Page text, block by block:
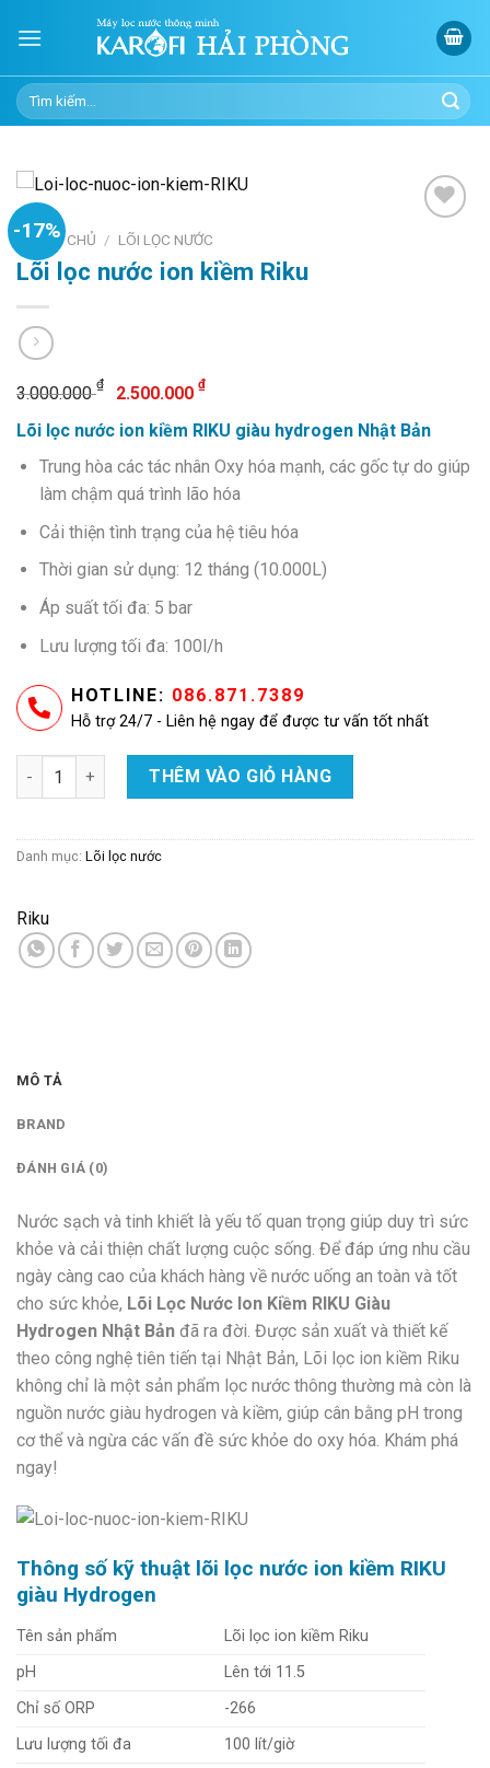
Tìm
kiếm:
-17%
TRANG CHỦ / LÕI LỌC NƯỚC
Lõi lọc nước ion kiềm Riku
3.000.000₫
Giá
gốc
là:
3.000.000 ₫.
2.500.000 ₫Giá
hiện
tại
là:
2.500.000 ₫.
Lõi lọc nước ion kiềm RIKU giàu hydrogen Nhật Bản
Trung hòa các tác nhân Oxy hóa mạnh, các gốc tự do giúp
làm chậm quá trình lão hóa
Cải thiện tình trạng của hệ tiêu hóa
Thời gian sử dụng: 12 tháng (10.000L)
Áp suất tối đa: 5 bar
Lưu lượng tối đa: 100l/h
HOTLINE: 086.871.7389
Hỗ trợ 24/7 - Liên hệ ngay để được tư vấn tốt nhất
Lõi lọc nước ion kiềm Riku số lượng
THÊM VÀO GIỎ HÀNG
Danh mục: Lõi lọc nước
Riku
MÔ TẢ
BRAND
ĐÁNH GIÁ (0)
Nước sạch và tinh khiết là yếu tố quan trọng giúp duy trì sức
khỏe và cải thiện chất lượng cuộc sống. Để đáp ứng nhu cầu
ngày càng cao của khách hàng về nước uống an toàn và tốt
cho sức khỏe, Lõi Lọc Nước Ion Kiềm RIKU Giàu
Hydrogen Nhật Bản đã ra đời. Được sản xuất và thiết kế
theo công nghệ tiên tiến tại Nhật Bản, Lõi lọc ion kiềm Riku
không chỉ là một sản phẩm lọc nước thông thường mà còn là
nguồn nước giàu hydrogen và kiềm, giúp cân bằng pH trong
cơ thể và ngừa các vấn đề sức khỏe do oxy hóa. Khám phá
ngay!
Thông số kỹ thuật lõi lọc nước ion kiềm RIKU
giàu Hydrogen
Tên sản phẩm
Lõi lọc ion kiềm Riku
pH
Lên tới 11.5
Chỉ số ORP
-266
Lưu lượng tối đa
100 lít/giờ